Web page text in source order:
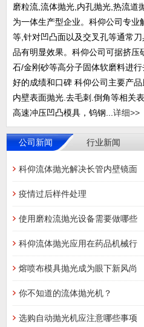
磨粒流,流体抛光,内孔抛光,热流道
为一体生产型企业。科仰公司专
等,针对凹凸面以及交叉孔等通常
品有明显效果。科仰公司可据挤压
石/金刚砂等高分子固体软磨料进
好的成绩和口碑 科仰公司主要产
内壁表面抛光.去毛刺.倒角等相关
高速冲压凹凸模具，钨钢...详细>>
公司新闻 行业新闻
科仰流体抛光解决长管内壁镜面
疫情过后样件处理
使用磨粒流抛光设备需要做哪些
科仰流体抛光应用在药品机械行
熔喷布模具抛光成为眼下新风尚
你不知道的流体抛光机？
选购自动抛光机应注意哪些事项